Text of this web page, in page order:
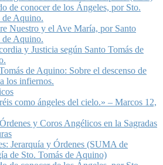
de conocer de los Ángeles, por Sto.
de Aquino.
Nuestro y el Ave María, por Santo
de Aquino.
y Justicia según Santo Tomás de
de Aquino: Sobre el descenso de
los infiernos.
como ángeles del cielo.» – Marcos 12,
y Coros Angélicos en la Sagradas
Jerarquía y Órdenes (SUMA de
de Sto. Tomás de Aquino)